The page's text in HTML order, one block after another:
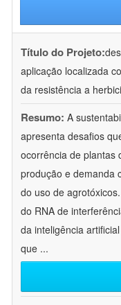
Título do Projeto:
aplicação localizada
da resistência a
Resumo: A
apresenta desafios
ocorrência de plantas
produção e demanda
do uso de
do RNA de
da inteligência
que ...